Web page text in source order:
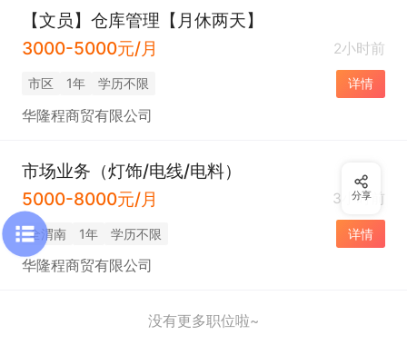
【文员】仓库管理【月休两天】
3000-5000元/月
2小时前
市区 1年 学历不限 详情
华隆程商贸有限公司
市场业务（灯饰/电线/电料）
5000-8000元/月
3小时前
全渭南 1年 学历不限 详情
华隆程商贸有限公司
没有更多职位啦~
分享